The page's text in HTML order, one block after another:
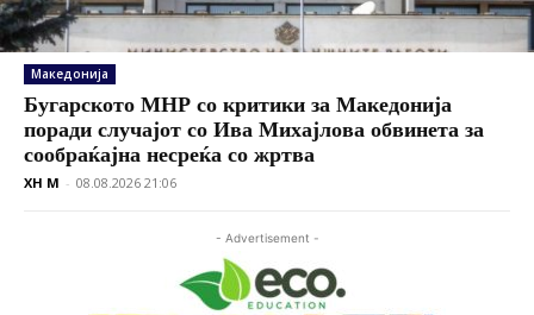
Македонија
Бугарското МНР со критики за Македонија
поради случајот со Ива Михајлова обвинета за
сообраќајна несреќа со жртва
XH M - 08.08.2026 21:06
- Advertisement -